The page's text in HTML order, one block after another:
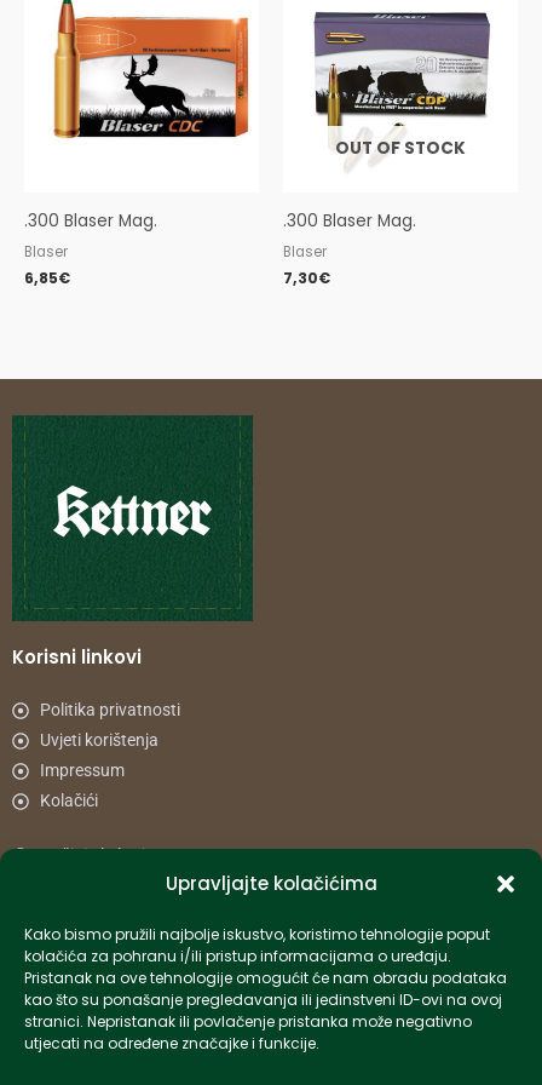
Upravljajte kolačićima
Kako bismo pružili najbolje iskustvo, koristimo tehnologije poput
kolačića za pohranu i/ili pristup informacijama o uređaju.
Pristanak na ove tehnologije omogućit će nam obradu podataka
kao što su ponašanje pregledavanja ili jedinstveni ID-ovi na ovoj
stranici. Nepristanak ili povlačenje pristanka može negativno
utjecati na određene značajke i funkcije.
.300 Blaser Mag.
Blaser
6,85€
OUT OF STOCK
.300 Blaser Mag.
Blaser
7,30€
Korisni linkovi
Politika privatnosti
Uvjeti korištenja
Impressum
Kolačići
Načini plaćanja
Informacije
info-hr@kettner.com